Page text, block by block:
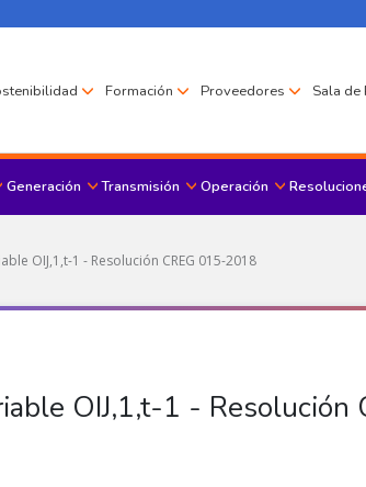
Formación Proveedores Sala de
Generación Transmisión Operación
a la navegación
OIJ,1,t-1 - Resolución CREG 015-2018
OIJ,1,t-1 -